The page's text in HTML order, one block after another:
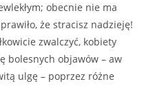
obecnie nie ma
że stracisz nadzieję!
zwalczyć, kobiety
bolesnych objawów – aw
ulgę – poprzez różne